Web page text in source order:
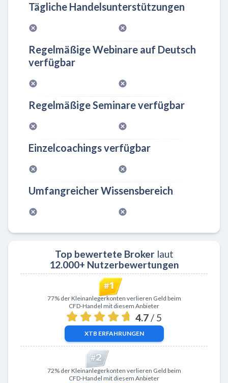
Tägliche Handelsunterstützungen
Regelmäßige Webinare auf Deutsch
verfügbar
Regelmäßige Seminare verfügbar
Einzelcoachings verfügbar
Umfangreicher Wissensbereich
Top bewertete Brokerlaut
12.000+ Nutzerbewertungen
Zu XTB
77% der Kleinanlegerkonten verlieren Geld beim
CFD-Handel mit diesem Anbieter
4.7 / 5
XTB ERFAHRUNGEN
Zu ActivTrades
72% der Kleinanlegerkonten verlieren Geld beim
CFD-Handel mit diesem Anbieter